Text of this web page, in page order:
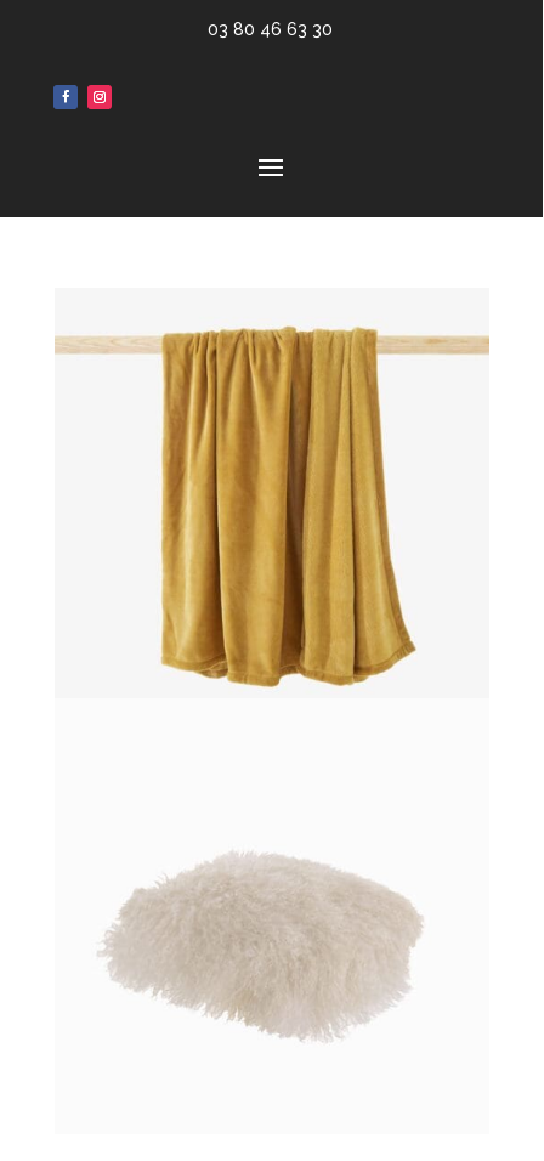
03 80 46 63 30
Accessoires textile CINNA